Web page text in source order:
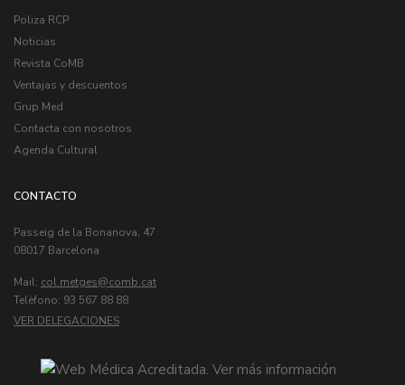
Poliza RCP
Noticias
Revista CoMB
Ventajas y descuentos
Grup Med
Contacta con nosotros
Agenda Cultural
CONTACTO
Passeig de la Bonanova, 47
08017 Barcelona
Mail: col.metges
Telèfono: 93 567 88 88
VER DELEGACIONES